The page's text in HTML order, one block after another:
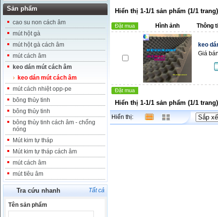
Sản phẩm
cao su non cách âm
mút hột gà
mút hột gà cách âm
mút cách âm
keo dán mút cách âm
keo dán mút cách âm
mút cách nhiệt opp-pe
bông thủy tinh
bông thủy tinh
bông thủy tinh cách âm - chống
nóng
Mút kim tự tháp
Mút kim tự tháp cách âm
mút cách âm
mút tiêu âm
Tra cứu nhanh Tất cả
Tên sản phẩm
Hiển thị 1-1/1 sản phẩm (1/1 trang)
Đặt mua Hình ảnh Thông
keo
Giá
Đặt mua
Hiển thị 1-1/1 sản phẩm (1/1 trang)
Hiển thị: